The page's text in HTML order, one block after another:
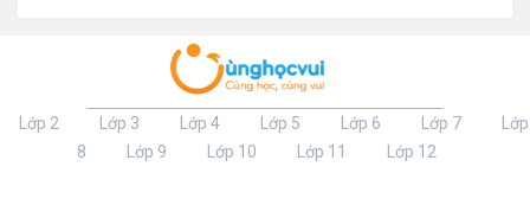
Lớp 2 Lớp 3 Lớp 4 Lớp 5 Lớp 6 Lớp 7
Lớp
8
Lớp 9 Lớp 10 Lớp 11 Lớp 12